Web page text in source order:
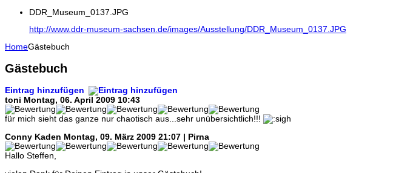
DDR_Museum_0137.JPG
http://www.ddr-museum-sachsen.de/images/Ausstellung/DDR_Museum_0137.JPG
HomeGästebuch
Gästebuch
Eintrag hinzufügen
toni Montag, 06. April 2009 10:43
für mich sieht das ganze nur chaotisch aus...sehr unübersichtlich!!!
Conny Kaden Montag, 09. März 2009 21:07 | Pirna
Hallo Steffen,